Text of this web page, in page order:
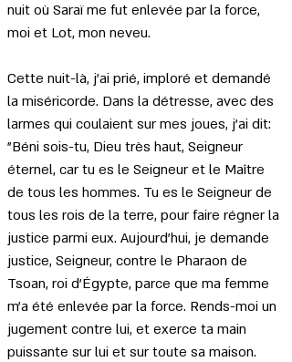
nuit où Saraï me fut enlevée par la force,
moi et Lot, mon neveu.
Cette nuit-là, j'ai prié, imploré et demandé
la miséricorde. Dans la détresse, avec des
larmes qui coulaient sur mes joues, j'ai dit:
"Béni sois-tu, Dieu très haut, Seigneur
éternel, car tu es le Seigneur et le Maître
de tous les hommes. Tu es le Seigneur de
tous les rois de la terre, pour faire régner la
justice parmi eux. Aujourd'hui, je demande
justice, Seigneur, contre le Pharaon de
Tsoan, roi d'Égypte, parce que ma femme
m'a été enlevée par la force. Rends-moi un
jugement contre lui, et exerce ta main
puissante sur lui et sur toute sa maison.